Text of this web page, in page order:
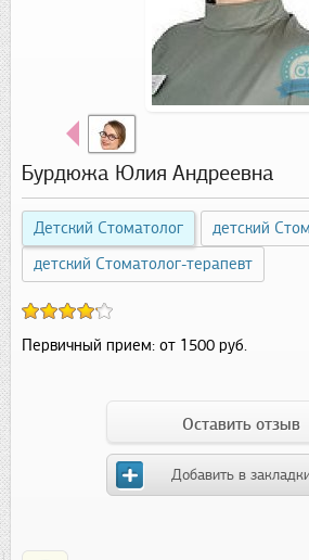
Бурдюжа Юлия Андреевна
Детский Стоматолог
детский
детский Стоматолог-терапевт
Первичный прием: от 1500 руб.
Оставить отзыв
Добавить в